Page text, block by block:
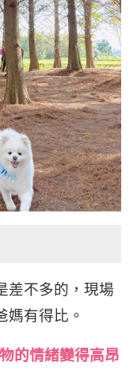
差不多的，現場
媽有得比。
的情緒變得高昂